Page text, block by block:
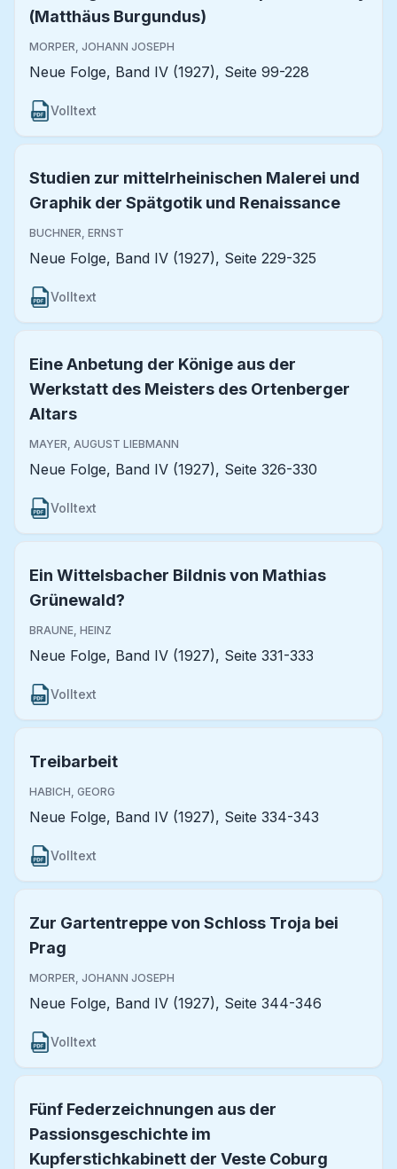
(Matthäus Burgundus)
MORPER, JOHANN JOSEPH
Neue Folge, Band IV (1927), Seite 99-228
Volltext
Studien zur mittelrheinischen Malerei und
Graphik der Spätgotik und Renaissance
BUCHNER, ERNST
Neue Folge, Band IV (1927), Seite 229-325
Volltext
Eine Anbetung der Könige aus der
Werkstatt des Meisters des Ortenberger
Altars
MAYER, AUGUST LIEBMANN
Neue Folge, Band IV (1927), Seite 326-330
Volltext
Ein Wittelsbacher Bildnis von Mathias
Grünewald?
BRAUNE, HEINZ
Neue Folge, Band IV (1927), Seite 331-333
Volltext
Treibarbeit
HABICH, GEORG
Neue Folge, Band IV (1927), Seite 334-343
Volltext
Zur Gartentreppe von Schloss Troja bei
Prag
MORPER, JOHANN JOSEPH
Neue Folge, Band IV (1927), Seite 344-346
Volltext
Fünf Federzeichnungen aus der
Passionsgeschichte im
Kupferstichkabinett der Veste Coburg